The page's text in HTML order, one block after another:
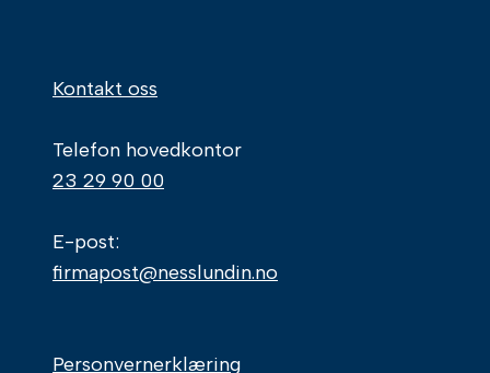
Kontakt oss
Telefon hovedkontor
23 29 90 00
E-post:
firmapost@nesslundin.no
Personvernerklæring